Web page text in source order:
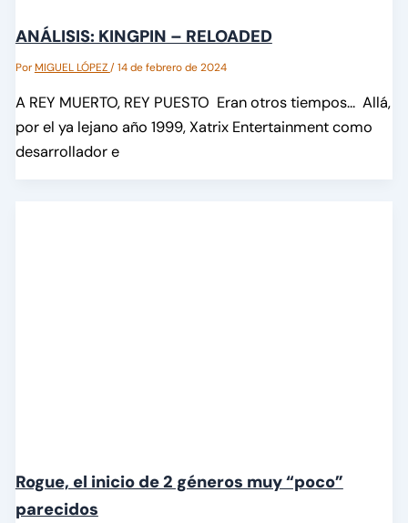
ANÁLISIS: KINGPIN – RELOADED
PorMIGUEL LÓPEZ/14 de febrero de 2024
A REY MUERTO, REY PUESTO Eran otros tiempos… Allá,
por el ya lejano año 1999, Xatrix Entertainment como
desarrollador e
Rogue, el inicio de 2 géneros muy “poco”
parecidos